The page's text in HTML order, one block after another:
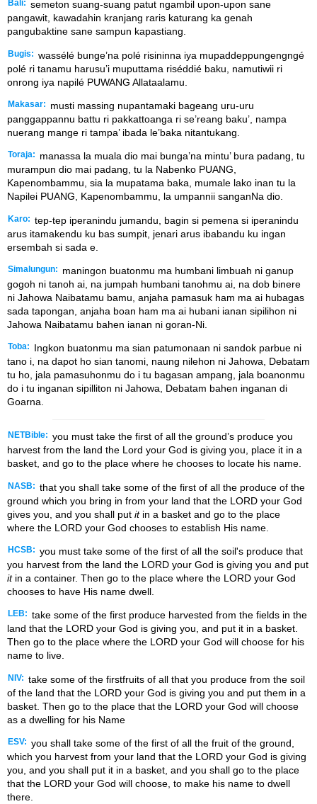
Bali: semeton suang-suang patut ngambil upon-upon sane
pangawit, kawadahin kranjang raris katurang ka genah
pangubaktine sane sampun kapastiang.
Bugis: wassélé bunge’na polé risininna iya mupaddeppungengngé
polé ri tanamu harusu’i muputtama riséddié baku, namutiwii ri
onrong iya napilé PUWANG Allataalamu.
Makasar:
musti massing nupantamaki bageang uru-uru
panggappannu battu ri pakkattoanga ri se’reang baku’, nampa
nuerang mange ri tampa’ ibada le’baka nitantukang.
Toraja:
manassa la muala dio mai bunga’na mintu’ bura padang, tu
murampun dio mai padang, tu la Nabenko PUANG,
Kapenombammu, sia la mupatama baka, mumale lako inan tu la
Napilei PUANG, Kapenombammu, la umpannii sanganNa dio.
Karo: tep-tep iperanindu jumandu, bagin si pemena si iperanindu
arus itamakendu ku bas sumpit, jenari arus ibabandu ku ingan
ersembah si sada e.
Simalungun:
maningon buatonmu ma humbani limbuah ni ganup
gogoh ni tanoh ai, na jumpah humbani tanohmu ai, na dob binere
ni Jahowa Naibatamu bamu, anjaha pamasuk ham ma ai hubagas
sada tapongan, anjaha boan ham ma ai hubani ianan sipilihon ni
Jahowa Naibatamu bahen ianan ni goran-Ni.
Toba:
Ingkon buatonmu ma sian patumonaan ni sandok parbue ni
tano i, na dapot ho sian tanomi, naung nilehon ni Jahowa, Debatam
tu ho, jala pamasuhonmu do i tu bagasan ampang, jala boanonmu
do i tu inganan sipilliton ni Jahowa, Debatam bahen inganan di
Goarna.
NETBible: you must take the first of all the ground’s produce you
harvest from the land the Lord your God is giving you, place it in a
basket, and go to the place where he chooses to locate his name.
NASB: that you shall take some of the first of all the produce of the
ground which you bring in from your land that the LORD your God
gives you, and you shall put itin a basket and go to the place
where the LORD your God chooses to establish His name.
HCSB: you must take some of the first of all the soil's produce that
you harvest from the land the LORD your God is giving you and put
itin a container. Then go to the place where the LORD your God
chooses to have His name dwell.
LEB: take some of the first produce harvested from the fields in the
land that the LORD your God is giving you, and put it in a basket.
Then go to the place where the LORD your God will choose for his
name to live.
NIV: take some of the firstfruits of all that you produce from the soil
of the land that the LORD your God is giving you and put them in a
basket. Then go to the place that the LORD your God will choose
as a dwelling for his Name
ESV: you shall take some of the first of all the fruit of the ground,
which you harvest from your land that the LORD your God is giving
you, and you shall put it in a basket, and you shall go to the place
that the LORD your God will choose, to make his name to dwell
there.